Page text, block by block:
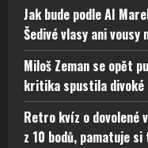
Jak bude podle AI
Šedivé vlasy ani vousy
Miloš Zeman se opět
kritika spustila divoké
Retro kvíz o dovolené
z 10 bodů, pamatuje